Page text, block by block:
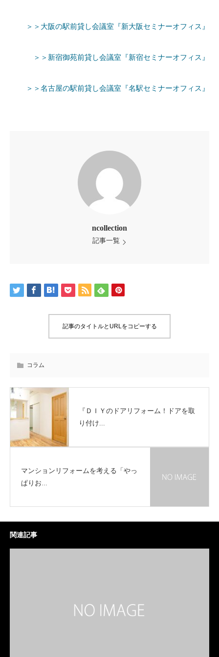
＞＞大阪の駅前貸し会議室『新大阪セミナーオフィス』
＞＞新宿御苑前貸し会議室『新宿セミナーオフィス』
＞＞名古屋の駅前貸し会議室『名駅セミナーオフィス』
ncollection
記事一覧
記事のタイトルとURLをコピーする
コラム
『ＤＩＹのドアリフォーム！ドアを取
り付け...
マンションリフォームを考える「やっ
ぱりお...
関連記事